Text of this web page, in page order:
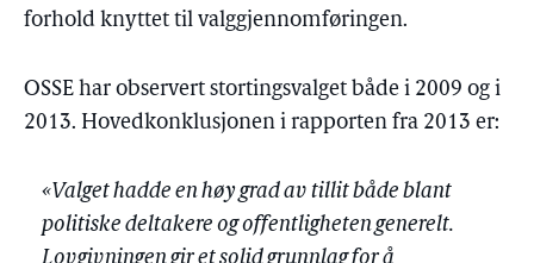
forhold knyttet til valggjennomføringen.
OSSE har observert stortingsvalget både i 2009 og i
2013. Hovedkonklusjonen i rapporten fra 2013 er:
«Valget hadde en høy grad av tillit både blant
politiske deltakere og offentligheten generelt.